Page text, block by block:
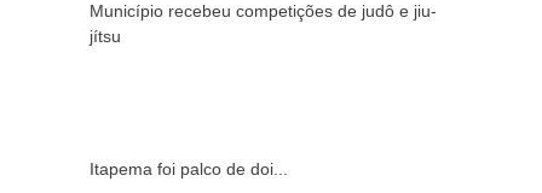
Município recebeu competições de judô e jiu-
jítsu
Itapema foi palco de doi...